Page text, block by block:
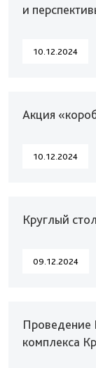
и
10.12.2024
Акция
10.12.2024
Круглый
09.12.2024
Проведение
комплекса